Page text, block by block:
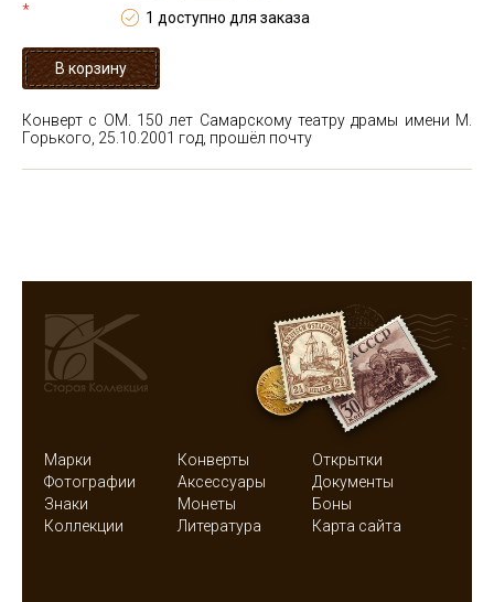
*
1 доступно для заказа
Конверт с ОМ. 150 лет Самарскому театру драмы имени М.
Горького, 25.10.2001 год, прошёл почту
Марки Конверты
Открытки
Фотографии
Аксессуары
Документы
Знаки
Монеты
Боны
Коллекции
Литература Карта сайта